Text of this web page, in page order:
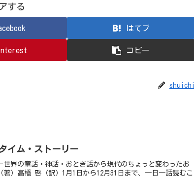
する
はてブ
コピー
shuichi
イム・ストーリー
世界の童話・神話・おとぎ話から現代のちょっと変わったお
）高橋 啓（訳）1月1日から12月31日まで、一日一話読むこ